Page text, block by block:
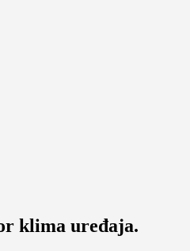
klima uređaja.